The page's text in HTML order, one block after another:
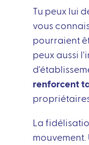
Tu peux lui
vous
pourraient
peux aussi
renforcent
La